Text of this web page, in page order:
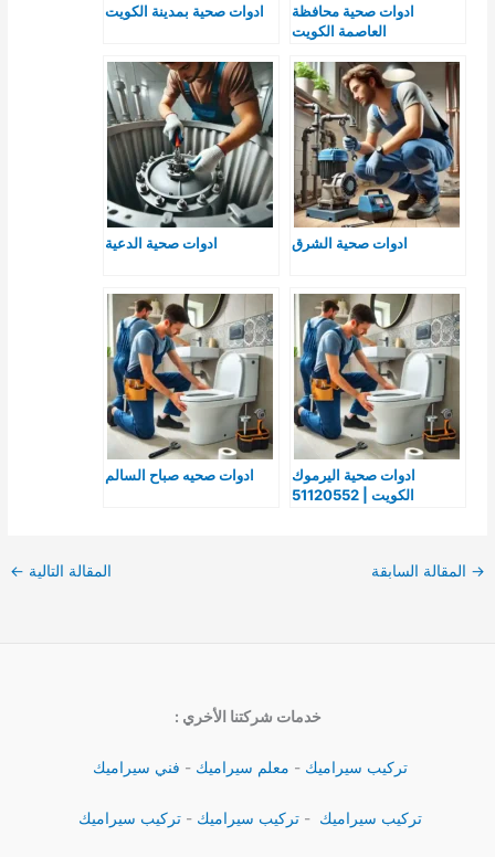
ادوات صحية محافظة
العاصمة الكويت
ادوات صحية بمدينة الكويت
ادوات صحية الشرق ادوات صحية الدعية
ادوات صحية اليرموك
الكويت | 51120552
ادوات صحيه صباح السالم
→ المقالة السابقة المقالة التالية ←
خدمات شركتنا الأخري :
تركيب سيراميك - معلم سيراميك - فني سيراميك
تركيب سيراميك - تركيب سيراميك -تركيب سيراميك